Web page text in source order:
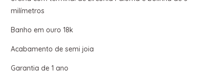
milímetros
Banho em ouro 18k
Acabamento de semi joia
Garantia de 1 ano